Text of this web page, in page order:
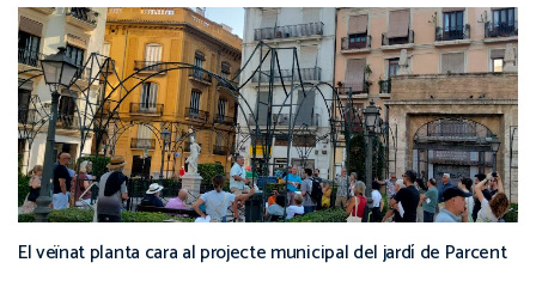
El veïnat planta cara al projecte municipal del jardí de Parcent